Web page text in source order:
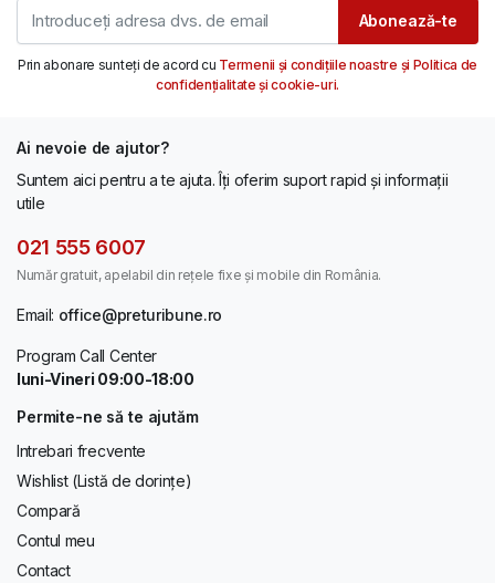
Abonează-te
Prin abonare sunteți de acord cu Termenii și condițiile noastre și Politica de
confidențialitate și cookie-uri.
Ai nevoie de ajutor?
Suntem aici pentru a te ajuta. Îți oferim suport rapid și informații
utile
021 555 6007
Număr gratuit, apelabil din rețele fixe și mobile din România.
Email: office@preturibune.ro
Program Call Center
luni-Vineri 09:00-18:00
Permite-ne să te ajutăm
Intrebari frecvente
Wishlist (Listă de dorințe)
Compară
Contul meu
Contact